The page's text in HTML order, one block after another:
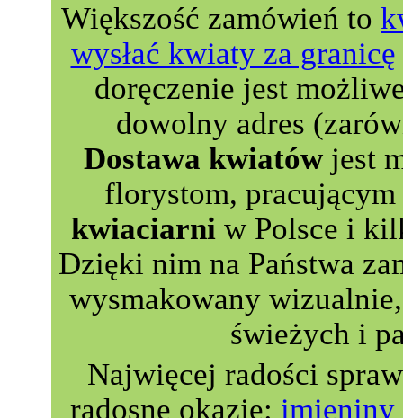
Większość zamówień to
wysłać kwiaty za granicę
doręczenie jest
dowolny adres
Dostawa kwiatów jest
florystom,
kwiaciarni w Polsce i
Dzięki nim na Państwa
wysmakowany
świeżych i
Najwięcej radości
radosne okazje: imieniny